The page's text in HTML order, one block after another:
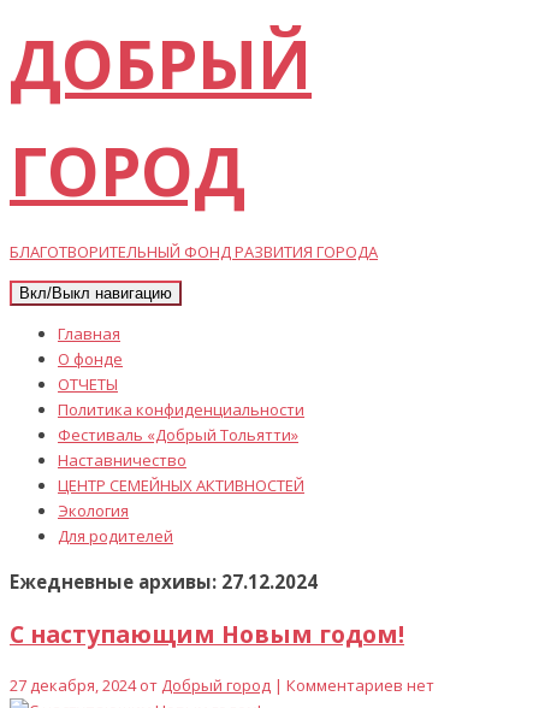
ДОБРЫЙ
ГОРОД
БЛАГОТВОРИТЕЛЬНЫЙ ФОНД РАЗВИТИЯ ГОРОДА
Вкл/Выкл навигацию
Главная
О фонде
ОТЧЕТЫ
Политика конфиденциальности
Фестиваль «Добрый Тольятти»
Наставничество
ЦЕНТР СЕМЕЙНЫХ АКТИВНОСТЕЙ
Экология
Для родителей
Ежедневные архивы: 27.12.2024
С наступающим Новым годом!
27 декабря, 2024 от Добрый город | Комментариев нет